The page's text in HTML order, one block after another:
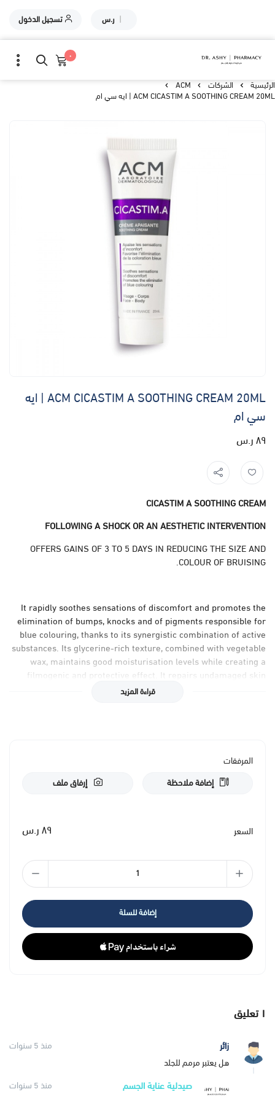
| ر.س تسجيل الدخول
٠
الرئيسية الشركات
ACM
ACM CICASTIM A SOOTHING CREAM 20ML | ايه سي ام
ACM CICASTIM A SOOTHING CREAM 20ML | ايه
سي ام
٨٩ ر.س
CICASTIM A SOOTHING CREAM
FOLLOWING A SHOCK OR AN AESTHETIC INTERVENTION
OFFERS GAINS OF 3 TO 5 DAYS IN REDUCING THE SIZE AND
COLOUR OF BRUISING.
It rapidly soothes sensations of discomfort and promotes the
elimination of bumps, knocks and of pigments responsible for
blue colouring, thanks to its synergistic combination of active
substances. Its glycerine-rich texture, combined with vegetable
wax, maintains good moisturisation levels while creating a
filmogenic and protective effect. It repairs undamaged skin
that has been knocked. It can also be used preventively, or
aesthetic intervention
WHEN
2 to 3 times per day on uninjured skin
قراءة المزيد
المرفقات
إضافة ملاحظة
إرفاق ملف
السعر ٨٩ ر.س
إضافة للسلة
١ تعليق
زائر
منذ 5 سنوات
هل يعتبر مرمم للجلد
صيدلية عناية الجسم
منذ 5 سنوات